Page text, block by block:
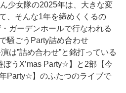
少女隊の2025年は、大きな変
、そんな1年を締めくくるの
ガーデンホールで行なわれる
騒ごうParty詰め合わせ
”詰め合わせ”と銘打っている
ぼうX’mas Party☆】と2部【今
Party☆】のふたつのライブで